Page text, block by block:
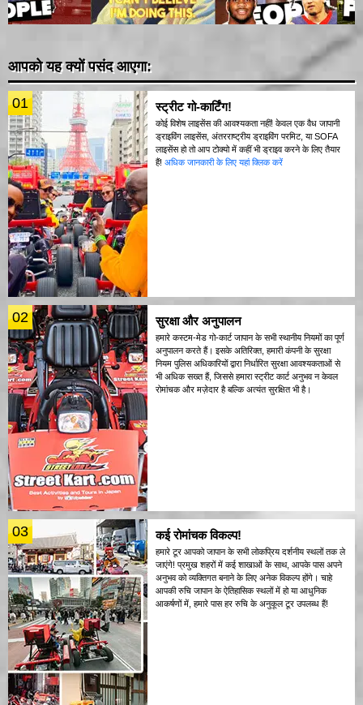
आपको यह क्यों पसंद आएगा:
01 स्ट्रीट गो-कार्टिंग!
कोई विशेष लाइसेंस की आवश्यकता नहीं! केवल एक वैध जापानी
ड्राइविंग लाइसेंस, अंतरराष्ट्रीय ड्राइविंग परमिट, या SOFA
लाइसेंस हो तो आप टोक्यो में कहीं भी ड्राइव करने के लिए तैयार
हैं! अधिक जानकारी के लिए यहां क्लिक करें
02 सुरक्षा और अनुपालन
हमारे कस्टम-मेड गो-कार्ट जापान के सभी स्थानीय नियमों का पूर्ण
अनुपालन करते हैं। इसके अतिरिक्त, हमारी कंपनी के सुरक्षा
नियम पुलिस अधिकारियों द्वारा निर्धारित सुरक्षा आवश्यकताओं से
भी अधिक सख्त हैं, जिससे हमारा स्ट्रीट कार्ट अनुभव न केवल
रोमांचक और मज़ेदार है बल्कि अत्यंत सुरक्षित भी है।
03 कई रोमांचक विकल्प!
हमारे टूर आपको जापान के सभी लोकप्रिय दर्शनीय स्थलों तक ले
जाएंगे! प्रमुख शहरों में कई शाखाओं के साथ, आपके पास अपने
अनुभव को व्यक्तिगत बनाने के लिए अनेक विकल्प होंगे। चाहे
आपकी रुचि जापान के ऐतिहासिक स्थलों में हो या आधुनिक
आकर्षणों में, हमारे पास हर रुचि के अनुकूल टूर उपलब्ध हैं!